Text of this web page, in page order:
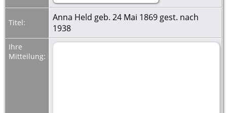
Titel:
Anna Held geb. 24 Mai 1869 gest. nach
1938
Ihre
Mitteilung: